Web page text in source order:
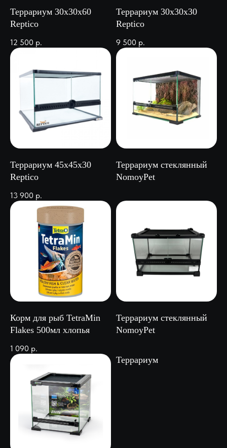
Террариум 30х30х60
Reptico
12 500 р.
Террариум 30х30х30
Reptico
9 500 р.
Террариум 45х45х30
Reptico
13 900 р.
Террариум стеклянный
NomoyPet
Корм для рыб TetraMin
Flakes 500мл хлопья
1 090 р.
Террариум стеклянный
NomoyPet
Террариум